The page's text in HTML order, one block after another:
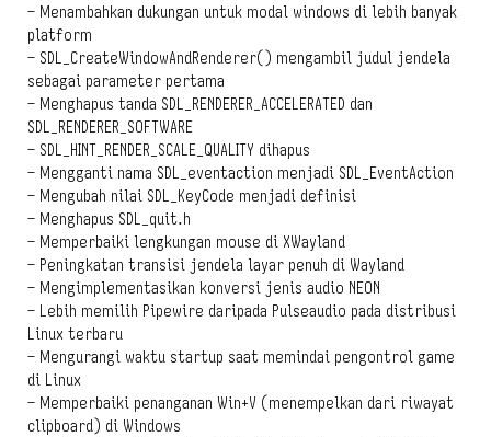
– Menambahkan dukungan untuk modal windows di lebih banyak
platform
– SDL_CreateWindowAndRenderer() mengambil judul jendela
sebagai parameter pertama
– Menghapus tanda SDL_RENDERER_ACCELERATED dan
SDL_RENDERER_SOFTWARE
– SDL_HINT_RENDER_SCALE_QUALITY dihapus
– Mengganti nama SDL_eventaction menjadi SDL_EventAction
– Mengubah nilai SDL_KeyCode menjadi definisi
– Menghapus SDL_quit.h
– Memperbaiki lengkungan mouse di XWayland
– Peningkatan transisi jendela layar penuh di Wayland
– Mengimplementasikan konversi jenis audio NEON
– Lebih memilih Pipewire daripada Pulseaudio pada distribusi
Linux terbaru
– Mengurangi waktu startup saat memindai pengontrol game
di Linux
– Memperbaiki penanganan Win+V (menempelkan dari riwayat
clipboard) di Windows